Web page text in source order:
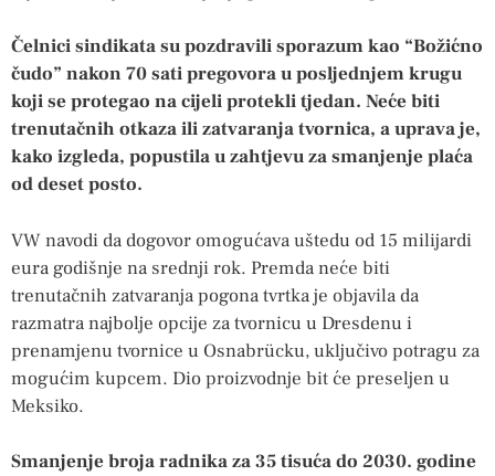
Čelnici sindikata su pozdravili sporazum kao “Božićno
čudo” nakon 70 sati pregovora u posljednjem krugu
koji se protegao na cijeli protekli tjedan. Neće biti
trenutačnih otkaza ili zatvaranja tvornica, a uprava je,
kako izgleda, popustila u zahtjevu za smanjenje plaća
od deset posto.
VW navodi da dogovor omogućava uštedu od 15 milijardi
eura godišnje na srednji rok. Premda neće biti
trenutačnih zatvaranja pogona tvrtka je objavila da
razmatra najbolje opcije za tvornicu u Dresdenu i
prenamjenu tvornice u Osnabrücku, uključivo potragu za
mogućim kupcem. Dio proizvodnje bit će preseljen u
Meksiko.
Smanjenje broja radnika za 35 tisuća do 2030. godine